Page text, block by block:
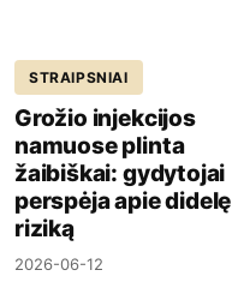
STRAIPSNIAI
Grožio injekcijos
namuose plinta
žaibiškai: gydytojai
perspėja apie didelę
riziką
2026-06-12